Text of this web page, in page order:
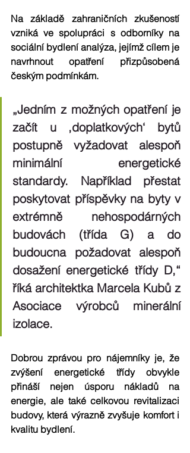
Na základě zahraničních zkušeností
vzniká ve spolupráci s odborníky na
sociální bydlení analýza, jejímž cílem je
navrhnout opatření přizpůsobená
českým podmínkám.
„Jedním z možných opatření je
začít u ,doplatkových‘ bytů
postupně vyžadovat alespoň
minimální energetické
standardy. Například přestat
poskytovat příspěvky na byty v
extrémně nehospodárných
budovách (třída G) a do
budoucna požadovat alespoň
dosažení energetické třídy D,“
říká architektka Marcela Kubů z
Asociace výrobců minerální
izolace.
Dobrou zprávou pro nájemníky je, že
zvýšení energetické třídy obvykle
přináší nejen úsporu nákladů na
energie, ale také celkovou revitalizaci
budovy, která výrazně zvyšuje komfort i
kvalitu bydlení.